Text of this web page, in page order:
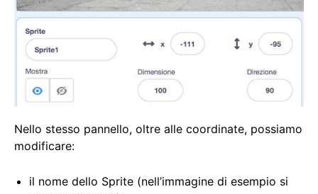
Nello stesso pannello, oltre alle coordinate, possiamo
modificare:
il nome dello Sprite (nell’immagine di esempio si